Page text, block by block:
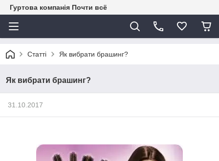
Гуртова компанія Почти всё
Статті Як вибрати брашинг?
Як вибрати брашинг?
31.10.2017